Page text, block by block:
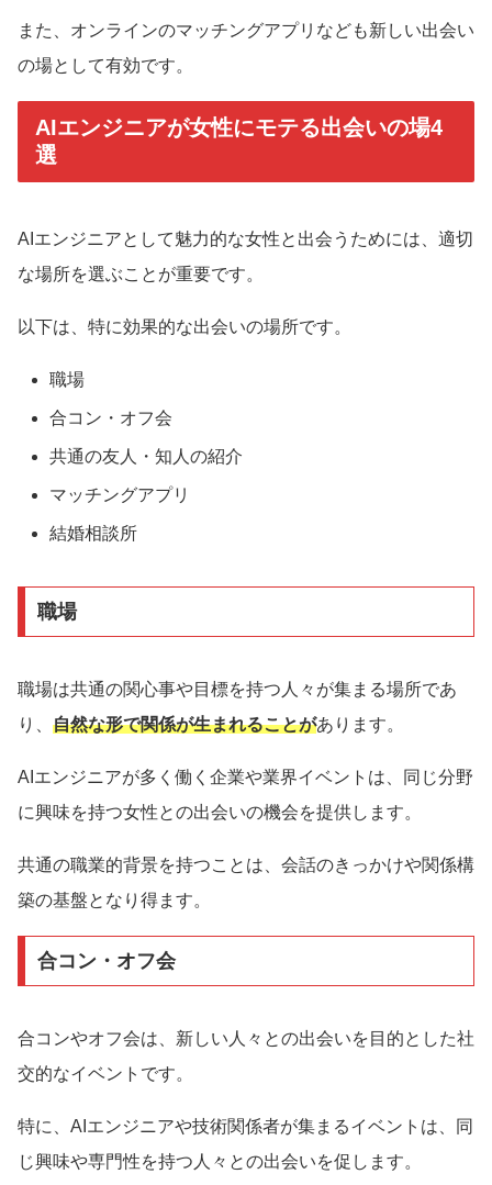
また、オンラインのマッチングアプリなども新しい出会い
の場として有効です。
AIエンジニアが女性にモテる出会いの場4
選
AIエンジニアとして魅力的な女性と出会うためには、適切
な場所を選ぶことが重要です。
以下は、特に効果的な出会いの場所です。
職場
合コン・オフ会
共通の友人・知人の紹介
マッチングアプリ
結婚相談所
職場
職場は共通の関心事や目標を持つ人々が集まる場所であ
り、 自然な形で関係が生まれることがあります。
AIエンジニアが多く働く企業や業界イベントは、同じ分野
に興味を持つ女性との出会いの機会を提供します。
共通の職業的背景を持つことは、会話のきっかけや関係構
築の基盤となり得ます。
合コン・オフ会
合コンやオフ会は、新しい人々との出会いを目的とした社
交的なイベントです。
特に、AIエンジニアや技術関係者が集まるイベントは、同
じ興味や専門性を持つ人々との出会いを促します。